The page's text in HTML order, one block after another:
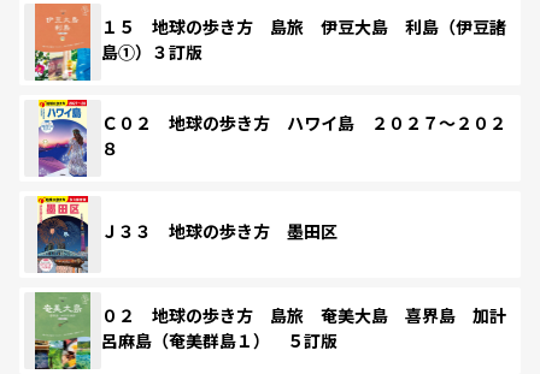
１５ 地球の歩き方 島旅 伊豆大島 利島（伊豆諸
島①）３訂版
Ｃ０２ 地球の歩き方 ハワイ島 ２０２７～２０２
８
Ｊ３３ 地球の歩き方 墨田区
０２ 地球の歩き方 島旅 奄美大島 喜界島 加計
呂麻島（奄美群島１） ５訂版